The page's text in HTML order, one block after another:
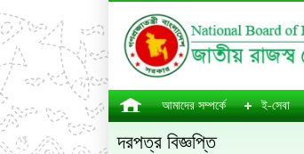
আমাদের সম্পর্কে ই-সেবা
দরপত্র বিজ্ঞপ্তি